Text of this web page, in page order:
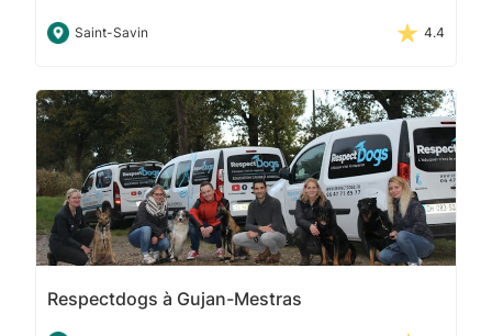
Saint-Savin 4.4
Respectdogs à Gujan-Mestras